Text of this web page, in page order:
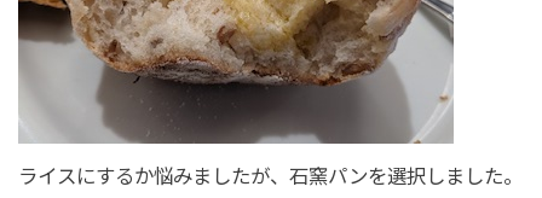
ライスにするか悩みましたが、石窯パンを選択しました。